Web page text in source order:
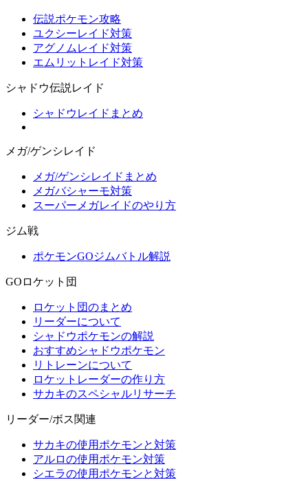
伝説ポケモン攻略
ユクシーレイド対策
アグノムレイド対策
エムリットレイド対策
シャドウ伝説レイド
シャドウレイドまとめ
メガ/ゲンシレイド
メガ/ゲンシレイドまとめ
メガバシャーモ対策
スーパーメガレイドのやり方
ジム戦
ポケモンGOジムバトル解説
GOロケット団
ロケット団のまとめ
リーダーについて
シャドウポケモンの解説
おすすめシャドウポケモン
リトレーンについて
ロケットレーダーの作り方
サカキのスペシャルリサーチ
リーダー/ボス関連
サカキの使用ポケモンと対策
アルロの使用ポケモン対策
シエラの使用ポケモンと対策